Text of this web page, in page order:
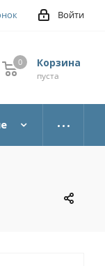
Войти
Корзина
пуста
0